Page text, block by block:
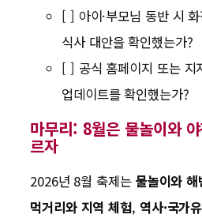
[ ] 아이·부모님 동반 시
식사 대안을 확인했는가?
[ ] 공식 홈페이지 또는 지
업데이트를 확인했는가?
마무리: 8월은 물놀이와
르자
2026년 8월 축제는 물놀이와 해
먹거리와 지역 체험, 역사·국가